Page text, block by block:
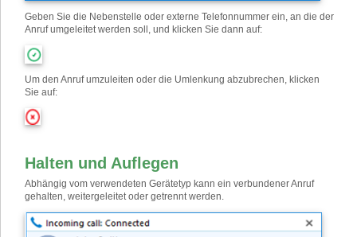
Geben Sie die Nebenstelle oder externe Telefonnummer ein, an die der
Anruf umgeleitet werden soll, und klicken Sie dann auf:
Um den Anruf umzuleiten oder die Umlenkung abzubrechen, klicken
Sie auf:
Halten und Auflegen
Abhängig vom verwendeten Gerätetyp kann ein verbundener Anruf
gehalten, weitergeleitet oder getrennt werden.